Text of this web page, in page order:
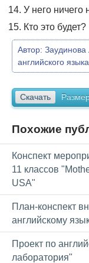
У него ничего
Кто это будет?
Автор: Заудинова
английского
Скачать
Похожие
Конспект
11 классов
USA"
План-конспект
английскому
Проект по
лаборатория"